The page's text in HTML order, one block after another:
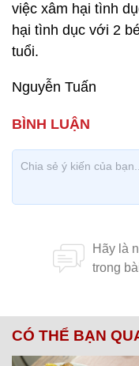
việc xâm hại tình
hại tình dục với 2
tuổi.
Nguyễn Tuấn
CÓ THỂ BẠN